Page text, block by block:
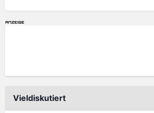
Vieldiskutiert